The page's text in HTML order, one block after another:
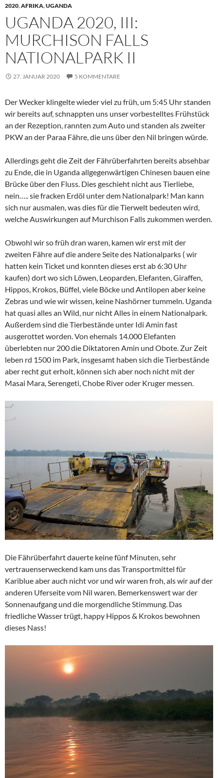
2020,AFRIKA,UGANDA
UGANDA 2020, III:
MURCHISON FALLS
NATIONALPARK II
27. JANUAR 2020 5 KOMMENTARE
Der Wecker klingelte wieder viel zu früh, um 5:45 Uhr standen
wir bereits auf, schnappten uns unser vorbestelltes Frühstück
an der Rezeption, rannten zum Auto und standen als zweiter
PKW an der Paraa Fähre, die uns über den Nil bringen würde.
Allerdings geht die Zeit der Fährüberfahrten bereits absehbar
zu Ende, die in Uganda allgegenwärtigen Chinesen bauen eine
Brücke über den Fluss. Dies geschieht nicht aus Tierliebe,
nein….. sie fracken Erdöl unter dem Nationalpark! Man kann
sich nur ausmalen, was dies für die Tierwelt bedeuten wird,
welche Auswirkungen auf Murchison Falls zukommen werden.
Obwohl wir so früh dran waren, kamen wir erst mit der
zweiten Fähre auf die andere Seite des Nationalparks ( wir
hatten kein Ticket und konnten dieses erst ab 6:30 Uhr
kaufen) dort wo sich Löwen, Leoparden, Elefanten, Giraffen,
Hippos, Krokos, Büffel, viele Böcke und Antilopen aber keine
Zebras und wie wir wissen, keine Nashörner tummeln. Uganda
hat quasi alles an Wild, nur nicht Alles in einem Nationalpark.
Außerdem sind die Tierbestände unter Idi Amin fast
ausgerottet worden. Von ehemals 14.000 Elefanten
überlebten nur 200 die Diktatoren Amin und Obote. Zur Zeit
leben rd 1500 im Park, insgesamt haben sich die Tierbestände
aber recht gut erholt, können sich aber noch nicht mit der
Masai Mara, Serengeti, Chobe River oder Kruger messen.
Die Fährüberfahrt dauerte keine fünf Minuten, sehr
vertrauenserweckend kam uns das Transportmittel für
Kariblue aber auch nicht vor und wir waren froh, als wir auf der
anderen Uferseite vom Nil waren. Bemerkenswert war der
Sonnenaufgang und die morgendliche Stimmung. Das
friedliche Wasser trügt, happy Hippos & Krokos bewohnen
dieses Nass!